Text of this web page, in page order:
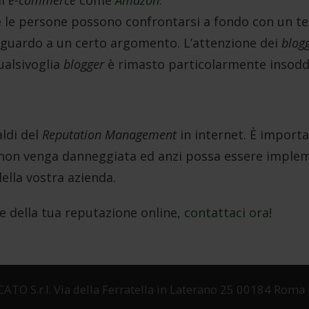
persone possono confrontarsi a fondo con un
a un certo argomento. L’attenzione dei
blogger è rimasto particolarmente
del Reputation Management in internet. È
venga danneggiata ed anzi possa essere
vostra azienda.
della tua reputazione online, contattaci ora!
S.r.l. Via della Ferratella in Laterano 25 00184